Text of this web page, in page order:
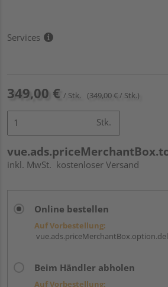
Services
349,00 € / Stk. (349,00 € / Stk.)
Stk.
inkl. MwSt. kostenloser Versand
Online bestellen
Auf Vorbestellung:
Beim Händler abholen
Auf Vorbestellung: